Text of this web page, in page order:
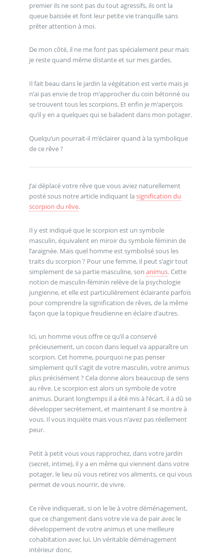
premier ils ne sont pas du tout agressifs, ils ont la
queue baissée et font leur petite vie tranquille sans
prêter attention à moi.
De mon côté, il ne me font pas spécialement peur mais
je reste quand même distante et sur mes gardes.
Il fait beau dans le jardin la végétation est verte mais je
n’ai pas envie de trop m’approcher du coin bétonné ou
se trouvent tous les scorpions. Et enfin je m’aperçois
qu’il y en a quelques qui se baladent dans mon potager.
Quelqu’un pourrait-il m’éclairer quand à la symbolique
de ce rêve ?
J’ai déplacé votre rêve que vous aviez naturellement
posté sous notre article indiquant la signification du
scorpion du rêve.
Il y est indiqué que le scorpion est un symbole
masculin, équivalent en miroir du symbole féminin de
l’araignée. Mais quel homme est symbolisé sous les
traits du scorpion ? Pour une femme, il peut s’agir tout
simplement de sa partie masculine, son animus. Cette
notion de masculin-féminin relève de la psychologie
jungienne, et elle est particulièrement éclairante parfois
pour comprendre la signification de rêves, de la même
façon que la topique freudienne en éclaire d’autres.
Ici, un homme vous offre ce qu’il a conservé
précieusement, un cocon dans lequel va apparaître un
scorpion. Cet homme, pourquoi ne pas penser
simplement qu’il s’agit de votre masculin, votre animus
plus précisément ? Cela donne alors beaucoup de sens
au rêve. Le scorpion est alors un symbole de votre
animus. Durant longtemps il a été mis à l’écart, il a dû se
développer secrètement, et maintenant il se montre à
vous. Il vous inquiète mais vous n’avez pas réellement
peur.
Petit à petit vous vous rapprochez, dans votre jardin
(secret, intime), il y a en même qui viennent dans votre
potager, le lieu où vous retirez vos aliments, ce qui vous
permet de vous nourrir, de vivre.
Ce rêve indiquerait, si on le lie à votre déménagement,
que ce changement dans votre vie va de pair avec le
développement de votre animus et une meilleure
cohabitation avec lui. Un véritable déménagement
intérieur donc.